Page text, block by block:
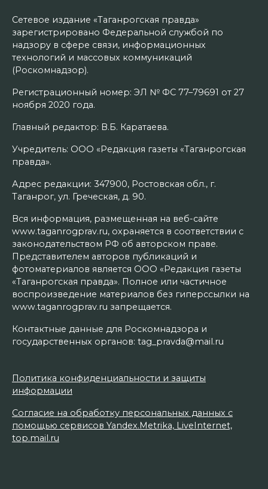
Сетевое издание «Таганрогская правда»
зарегистрировано Федеральной службой по
надзору в сфере связи, информационных
технологий и массовых коммуникаций
(Роскомнадзор).
Регистрационный номер: ЭЛ № ФС 77–79691 от 27
ноября 2020 года.
Главный редактор: В.Б. Каратаева.
Учредитель: ООО «Редакция газеты «Таганрогская
правда».
Адрес редакции: 347900, Ростовская обл., г.
Таганрог, ул. Греческая, д. 90.
Вся информация, размещенная на веб-сайте
www.taganrogprav.ru, охраняется в соответствии с
законодательством РФ об авторском праве.
Представителем авторов публикаций и
фотоматериалов является ООО «Редакция газеты
«Таганрогская правда». Полное или частичное
воспроизведение материалов без гиперссылки на
www.taganrogprav.ru запрещается.
Контактные данные для Роскомнадзора и
государственных органов: tag_pravda@mail.ru
Политика конфиденциальности и защиты
информации
Согласие на обработку персональных данных с
помощью сервисов Yandex.Metrika, LiveInternet,
top.mail.ru